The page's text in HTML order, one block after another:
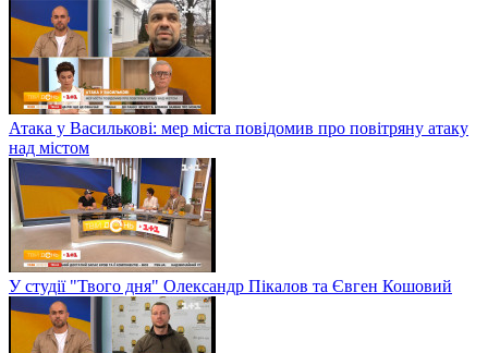
Атака у Василькові: мер міста повідомив про повітряну атаку
над містом
У студії "Твого дня" Олександр Пікалов та Євген Кошовий